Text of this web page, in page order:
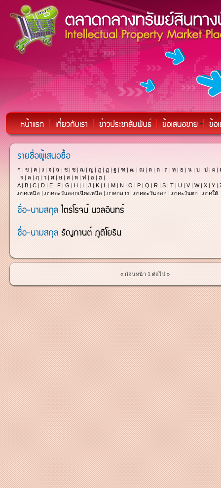
ก | ข | ค | ง | จ | ฉ | ช | ซ | ฌ | ญ | ฎ | ฏ | ฐ | ฑ | ฒ | ณ | ด | ต | ถ | ท | ธ | น | บ | ป | ผ |
| ร | ล | ฦ | ว | ศ | ษ | ส | ห | ฬ | อ | ฮ |
A| B | C | D | E | F | G | H | I | J | K | L | M | N | O | P | Q | R | S | T | U | V| W| X | Y |
ภาคเหนือ | ภาคตะวันออกเฉียงเหนือ | ภาคกลาง | ภาคตะวันออก | ภาคะวันตก | ภาคใต้
« ก่อนหน้า 1 ต่อไป »